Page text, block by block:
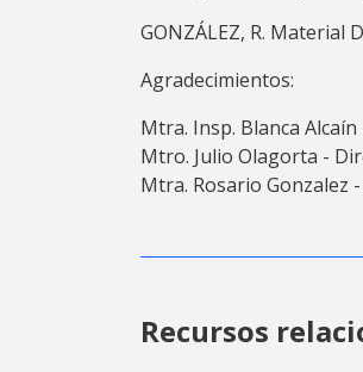
GONZÁLEZ, R. Material
Agradecimientos:
Mtra. Insp. Blanca
Mtro. Julio Olagorta -
Mtra. Rosario Gonzalez
Recursos